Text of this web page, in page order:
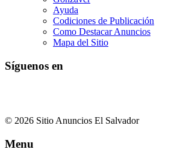
Ayuda
Codiciones de Publicación
Como Destacar Anuncios
Mapa del Sitio
Síguenos en
© 2026 Sitio Anuncios El Salvador
Menu